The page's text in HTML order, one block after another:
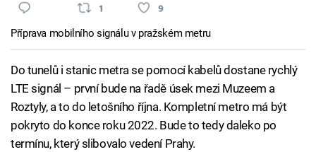
Příprava mobilního signálu v pražském metru
Do tunelů i stanic metra se pomocí kabelů dostane rychlý
LTE signál – první bude na řadě úsek mezi Muzeem a
Roztyly, a to do letošního října. Kompletní metro má být
pokryto do konce roku 2022. Bude to tedy daleko po
termínu, který slibovalo vedení Prahy.